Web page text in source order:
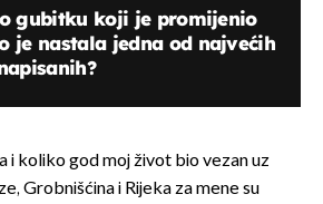
gubitku koji je promijenio
je nastala jedna od najvećih
i koliko god moj život bio vezan uz
Grobnišćina i Rijeka za mene su